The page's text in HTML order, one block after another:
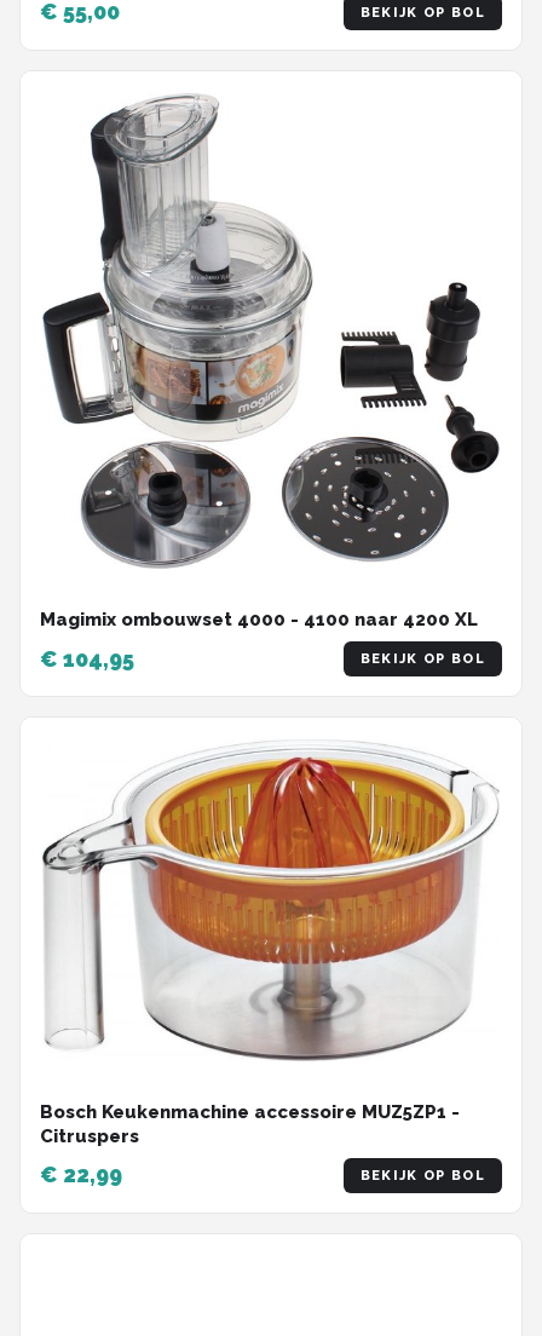
€ 55,00 BEKIJK OP BOL
Magimix ombouwset 4000 - 4100 naar 4200 XL
€ 104,95 BEKIJK OP BOL
Bosch Keukenmachine accessoire MUZ5ZP1 -
Citruspers
€ 22,99 BEKIJK OP BOL